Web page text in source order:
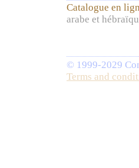
Catalogue en
arabe et
© 1999-2029
Terms and